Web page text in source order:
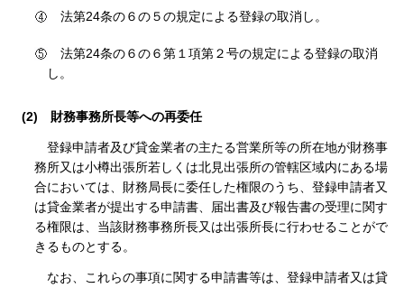
法第24条の６の５の規定による登録の取消し。
法第24条の６の６第１項第２号の規定による登録の取消
し。
(2) 財務事務所長等への再委任
登録申請者及び貸金業者の主たる営業所等の所在地が財務事
務所又は小樽出張所若しくは北見出張所の管轄区域内にある場
合においては、財務局長に委任した権限のうち、登録申請者又
は貸金業者が提出する申請書、届出書及び報告書の受理に関す
る権限は、当該財務事務所長又は出張所長に行わせることがで
きるものとする。
なお、これらの事項に関する申請書等は、登録申請者又は貸